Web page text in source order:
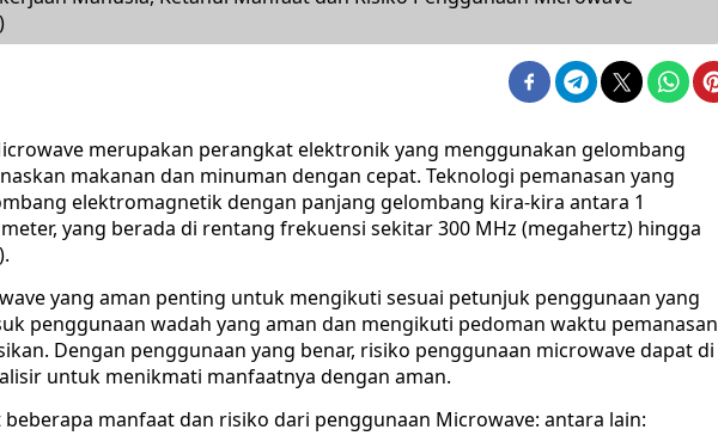
merupakan perangkat elektronik yang menggunakan gelombang
makanan dan minuman dengan cepat. Teknologi pemanasan yang
elektromagnetik dengan panjang gelombang kira-kira antara 1
yang berada di rentang frekuensi sekitar 300 MHz (megahertz) hingga
yang aman penting untuk mengikuti sesuai petunjuk penggunaan yang
penggunaan wadah yang aman dan mengikuti pedoman waktu pemanasan
Dengan penggunaan yang benar, risiko penggunaan microwave dapat di
untuk menikmati manfaatnya dengan aman.
manfaat dan risiko dari penggunaan Microwave: antara lain: